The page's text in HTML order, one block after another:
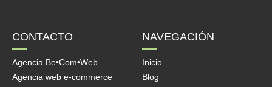
CONTACTO
Agencia Be•Com•Web
Agencia web e-commerce
NAVEGACIÓN
Inicio
Blog